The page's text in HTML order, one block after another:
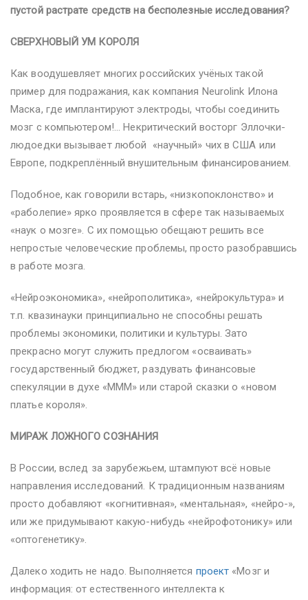
пустой растрате средств на бесполезные исследования?
СВЕРХНОВЫЙ УМ КОРОЛЯ
Как воодушевляет многих российских учёных такой
пример для подражания, как компания Neurolink Илона
Маска, где имплантируют электроды, чтобы соединить
мозг с компьютером!... Некритический восторг Эллочки-
людоедки вызывает любой «научный» чих в США или
Европе, подкреплённый внушительным финансированием.
Подобное, как говорили встарь, «низкопоклонство» и
«раболепие» ярко проявляется в сфере так называемых
«наук о мозге». С их помощью обещают решить все
непростые человеческие проблемы, просто разобравшись
в работе мозга.
«Нейроэкономика», «нейрополитика», «нейрокультура» и
т.п. квазинауки принципиально не способны решать
проблемы экономики, политики и культуры. Зато
прекрасно могут служить предлогом «осваивать»
государственный бюджет, раздувать финансовые
спекуляции в духе «МММ» или старой сказки о «новом
платье короля».
МИРАЖ ЛОЖНОГО СОЗНАНИЯ
В России, вслед за зарубежьем, штампуют всё новые
направления исследований. К традиционным названиям
просто добавляют «когнитивная», «ментальная», «нейро-»,
или же придумывают какую-нибудь «нейрофотонику» или
«оптогенетику».
Далеко ходить не надо. Выполняется проект «Мозг и
информация: от естественного интеллекта к